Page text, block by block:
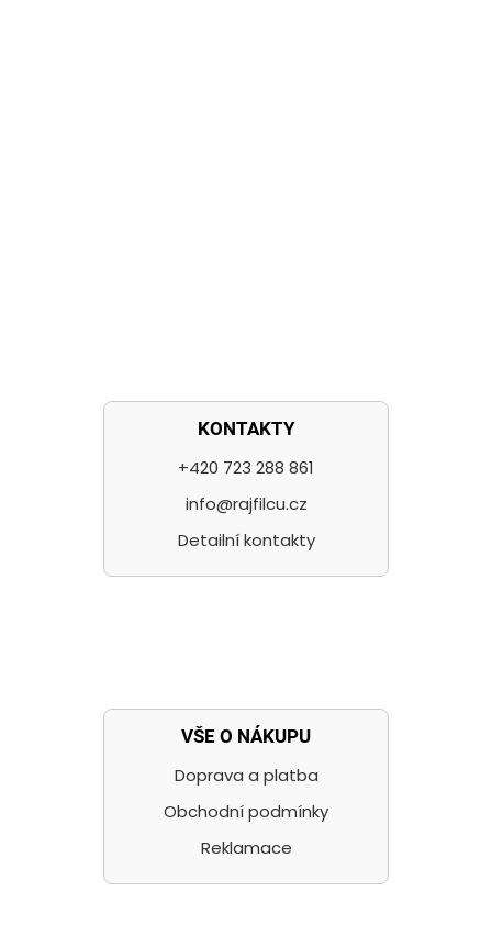
KONTAKTY
+420 723 288 861
info@rajfilcu.cz
Detailní kontakty
VŠE O NÁKUPU
Doprava a platba
Obchodní podmínky
Reklamace